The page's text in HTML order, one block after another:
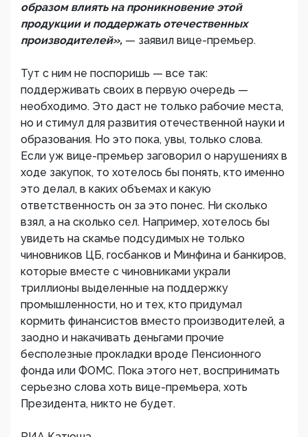
образом влиять на проникновение этой
продукции и поддержать отечественных
производителей», — заявил вице-премьер.
Тут с ним не поспоришь — все так:
поддерживать своих в первую очередь —
необходимо. Это даст не только рабочие места,
но и стимул для развития отечественной науки и
образования. Но это пока, увы, только слова.
Если уж вице-премьер заговорил о нарушениях в
ходе закупок, то хотелось бы понять, кто именно
это делал, в каких объемах и какую
ответственность он за это понес. Ни сколько
взял, а на сколько сел. Например, хотелось бы
увидеть на скамье подсудимых не только
чиновников ЦБ, госбанков и Минфина и банкиров,
которые вместе с чиновниками украли
триллионы выделенные на поддержку
промышленности, но и тех, кто придумал
кормить финансистов вместо производителей, а
заодно и накачивать деньгами прочие
бесполезные прокладки вроде Пенсионного
фонда или ФОМС. Пока этого нет, воспринимать
серьезно слова хоть вице-премьера, хоть
Президента, никто не будет.